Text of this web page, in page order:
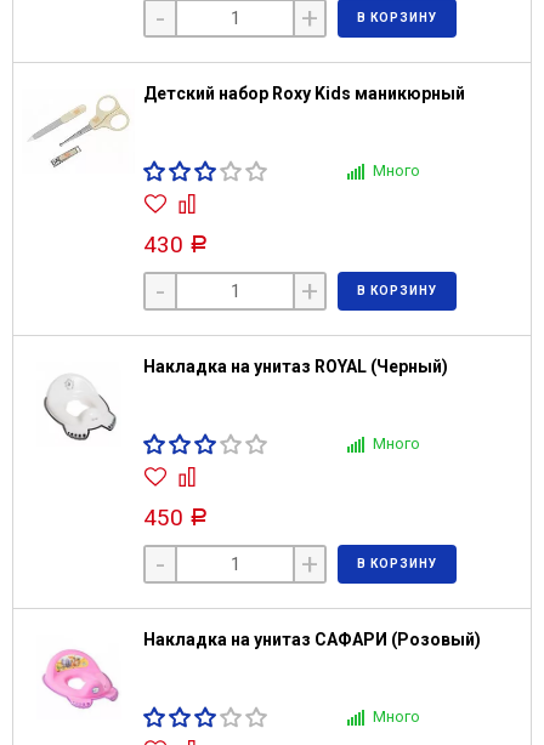
- + В КОРЗИНУ
Детский набор Roxy Kids маникюрный
Много
430 Р
- + В КОРЗИНУ
Накладка на унитаз ROYAL (Черный)
Много
450 Р
- + В КОРЗИНУ
Накладка на унитаз САФАРИ (Розовый)
Много